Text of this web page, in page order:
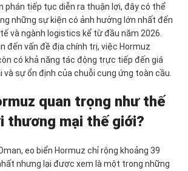
phán tiếp tục diễn ra thuận lợi, đây có thể
những sự kiện có ảnh hưởng lớn nhất đến
và ngành logistics kể từ đầu năm 2026.
đến vấn đề địa chính trị, việc Hormuz
có khả năng tác động trực tiếp đến giá
và sự ổn định của chuỗi cung ứng toàn cầu.
quan trọng như thế
thương mại thế giới?
eo biển Hormuz chỉ rộng khoảng 39
nhưng lại được xem là một trong những